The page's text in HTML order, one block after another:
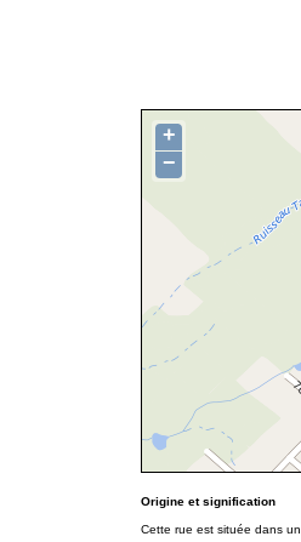
+
−
Origine et signification
Cette rue est située dans